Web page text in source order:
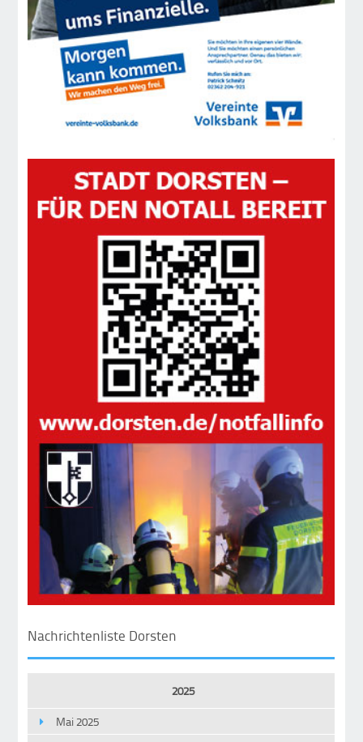
Nachrichtenliste Dorsten
2025
Mai 2025